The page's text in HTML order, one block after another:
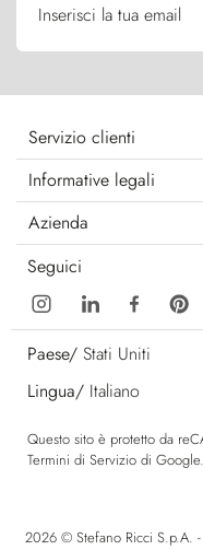
Inserisci la tua email
Servizio clienti
Informative legali
Azienda
Seguici
Paese/ Stati Uniti
Lingua/ Italiano
Questo sito è protetto da
Termini di Servizio di Google.
2026 © Stefano Ricci S.p.A.